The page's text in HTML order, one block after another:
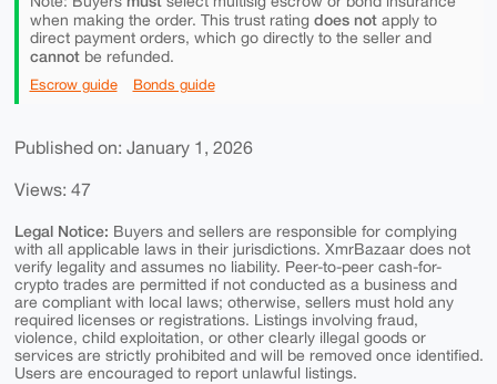
when making the order. This trust rating does notapply to
direct payment orders, which go directly to the seller and
cannotbe refunded.
Escrow guide Bonds guide
Published on: January 1, 2026
Views: 47
Legal Notice: Buyers and sellers are responsible for complying
with all applicable laws in their jurisdictions. XmrBazaar does not
verify legality and assumes no liability. Peer-to-peer cash-for-
crypto trades are permitted if not conducted as a business and
are compliant with local laws; otherwise, sellers must hold any
required licenses or registrations. Listings involving fraud,
violence, child exploitation, or other clearly illegal goods or
services are strictly prohibited and will be removed once identified.
Users are encouraged to report unlawful listings.